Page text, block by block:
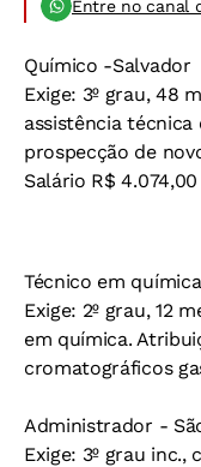
Entre no canal
Químico -Salvador
Exige: 3º grau, 48
assistência
prospecção de
Salário R$ 4.074,00
Técnico em
Exige: 2º grau, 12
em química.
cromatográficos
Administrador -
Exige: 3º grau inc.,